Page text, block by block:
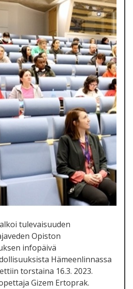
tulevaisuuden
Opiston
infopäivä
Hämeenlinnassa
torstaina 16.3. 2023.
Gizem Ertoprak.